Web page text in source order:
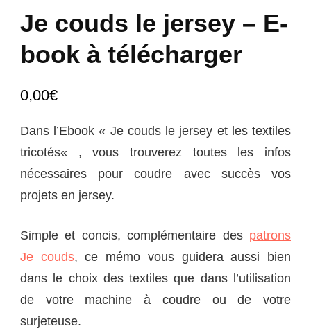
Je couds le jersey – E-
book à télécharger
0,00€
Dans l’Ebook « Je couds le jersey et les textiles
tricotés« , vous trouverez toutes les infos
nécessaires pourcoudre avec succès vos
projets en jersey.
Simple et concis, complémentaire des patrons
Je couds, ce mémo vous guidera aussi bien
dans le choix des textiles que dans l’utilisation
de votre machine à coudre ou de votre
surjeteuse.